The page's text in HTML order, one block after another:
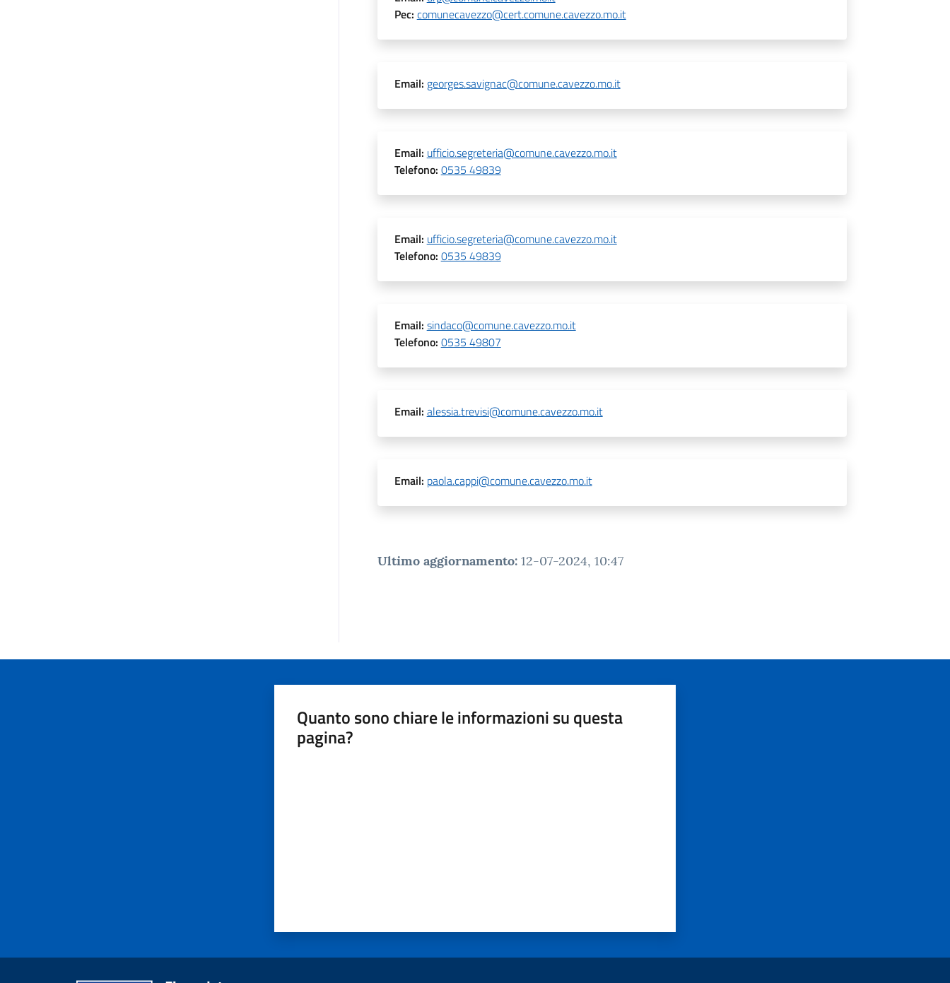
Pec: comunecavezzo@cert.comune.cavezzo.mo.it
Email: georges.savignac@comune.cavezzo.mo.it
Email: ufficio.segreteria@comune.cavezzo.mo.it
Telefono: 0535 49839
Email: ufficio.segreteria@comune.cavezzo.mo.it
Telefono: 0535 49839
Email: sindaco@comune.cavezzo.mo.it
Telefono: 0535 49807
Email: alessia.trevisi@comune.cavezzo.mo.it
Email: paola.cappi@comune.cavezzo.mo.it
Ultimo aggiornamento: 12-07-2024, 10:47
Quanto sono chiare le informazioni su questa
pagina?